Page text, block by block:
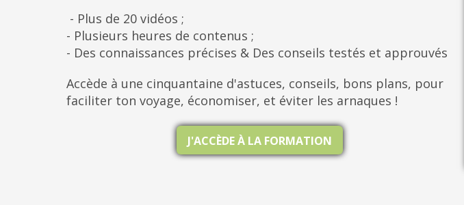
- Plus de 20 vidéos ;
- Plusieurs heures de contenus ;
- Des connaissances précises & Des conseils testés et approuvés
Accède à une cinquantaine d'astuces, conseils, bons plans, pour
faciliter ton voyage, économiser, et éviter les arnaques !
J'ACCÈDE À LA FORMATION